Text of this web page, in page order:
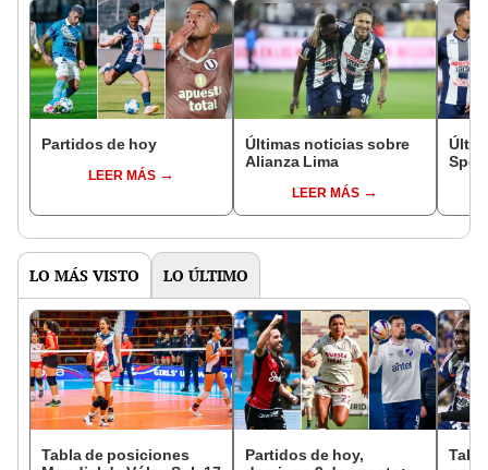
Partidos de hoy
LEER MÁS
Últimas noticias sobre
Alianza Lima
LEER MÁS
LO MÁS VISTO LO ÚLTIMO
Tabla de posiciones
Partidos de hoy,